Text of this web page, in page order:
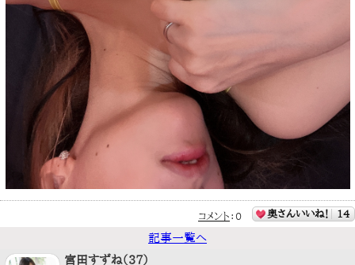
コメント ： 0 奥さんいいね！ 14
記事一覧へ
宮田すずね（37）